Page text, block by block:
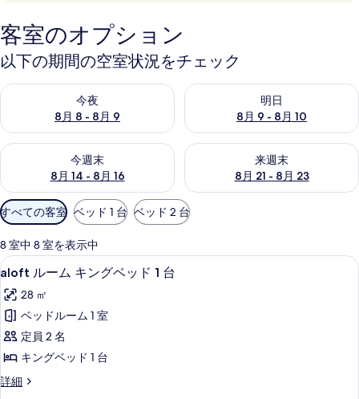
客室のオプション
以下の期間の空室状況をチェック
今夜
8月 8 - 8月 9
今夜 8月 8 - 8月 9 の空室状況をチェック
明日
8月 9 - 8月 10
明日 8月 9 - 8月 10 の空室状
今週末
8月 14 - 8月 16
今週末 8月 14 - 8月 16 の空室状況をチェック
来週末
8月 21 - 8月 23
来週末 8月 21 - 8月 23 の空室
利
用
可
能
な
客
室
の
り
込
すべての客室 ベッド 1 台 ベッド 2 台
8 室中 8 室を表示中
aloft
ル
ー
ム
キ
ン
グ
ミニバー、セーフティボックス (室
3
aloft ルーム キングベッド 1 台
28 ㎡
ベッドルーム 1 室
定員 2 名
キングベッド 1 台
詳細
aloft